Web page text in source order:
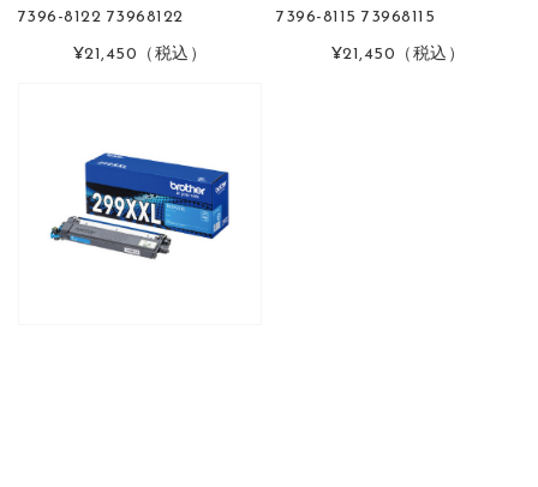
7396-8122 73968122
¥21,450 （税込）
7396-8115 73968115
¥21,450 （税込）